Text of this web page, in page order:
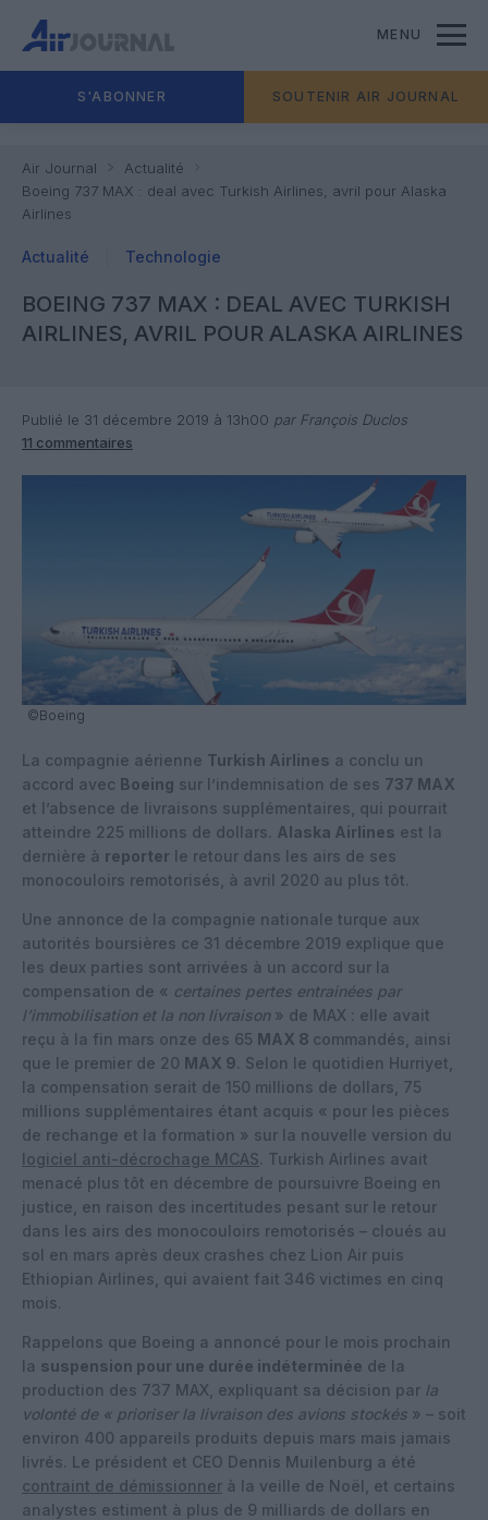
MENU
S'ABONNER SOUTENIR AIR JOURNAL
Air Journal
Actualité
Boeing 737 MAX : deal avec Turkish Airlines, avril pour Alaska
Airlines
Actualité Technologie
BOEING 737 MAX : DEAL AVEC TURKISH
AIRLINES, AVRIL POUR ALASKA AIRLINES
Publié le 31 décembre 2019 à 13h00 par François Duclos
11 commentaires
©Boeing
La compagnie aérienne Turkish Airlines a conclu un
accord avec Boeing sur l’indemnisation de ses 737 MAX
et l’absence de livraisons supplémentaires, qui pourrait
atteindre 225 millions de dollars. Alaska Airlines est la
dernière à reporter le retour dans les airs de ses
monocouloirs remotorisés, à avril 2020 au plus tôt.
Une annonce de la compagnie nationale turque aux
autorités boursières ce 31 décembre 2019 explique que
les deux parties sont arrivées à un accord sur la
compensation de « certaines pertes entrainées par
l’immobilisation et la non livraison » de MAX : elle avait
reçu à la fin mars onze des 65 MAX 8 commandés, ainsi
que le premier de 20 MAX 9. Selon le quotidien Hurriyet,
la compensation serait de 150 millions de dollars, 75
millions supplémentaires étant acquis « pour les pièces
de rechange et la formation » sur la nouvelle version du
logiciel anti-décrochage MCAS. Turkish Airlines avait
menacé plus tôt en décembre de poursuivre Boeing en
justice, en raison des incertitudes pesant sur le retour
dans les airs des monocouloirs remotorisés – cloués au
sol en mars après deux crashes chez Lion Air puis
Ethiopian Airlines, qui avaient fait 346 victimes en cinq
mois.
Rappelons que Boeing a annoncé pour le mois prochain
la suspension pour une durée indéterminée de la
production des 737 MAX, expliquant sa décision par la
volonté de « prioriser la livraison des avions stockés » – soit
environ 400 appareils produits depuis mars mais jamais
livrés. Le président et CEO Dennis Muilenburg a été
contraint de démissionner à la veille de Noël, et certains
analystes estiment à plus de 9 milliards de dollars en